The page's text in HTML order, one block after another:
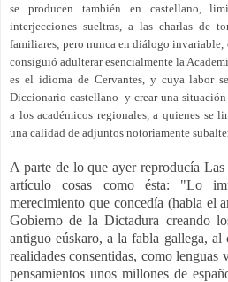
se producen también en castellano,
interjecciones sueltras, a las charlas de
familiares; pero nunca en diálogo invariable,
consiguió adulterar esencialmente la
es el idioma de Cervantes, y cuya labor
Diccionario castellano- y crear una
a los académicos regionales, a quienes se
una calidad de adjuntos notoriamente
A parte de lo que ayer reproducía
artículo cosas como ésta: "Lo
merecimiento que concedía (habla el
Gobierno de la Dictadura creando
antiguo eúskaro, a la fabla gallega,
realidades consentidas, como lenguas
pensamientos unos millones de